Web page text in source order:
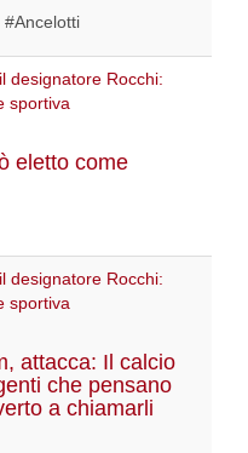
eletto come
attacca: Il calcio
che pensano
a chiamarli